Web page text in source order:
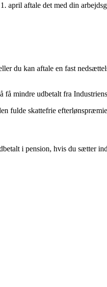
aftale det med din
du kan aftale en fast
mindre udbetalt fra
fulde skattefrie
i pension, hvis du sætter